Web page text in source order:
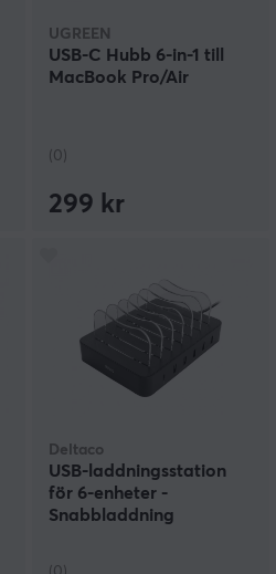
UGREEN
USB-C Hubb 6-in-1 till
MacBook Pro/Air
(0)
299 kr
Deltaco
USB-laddningsstation
för 6-enheter -
Snabbladdning